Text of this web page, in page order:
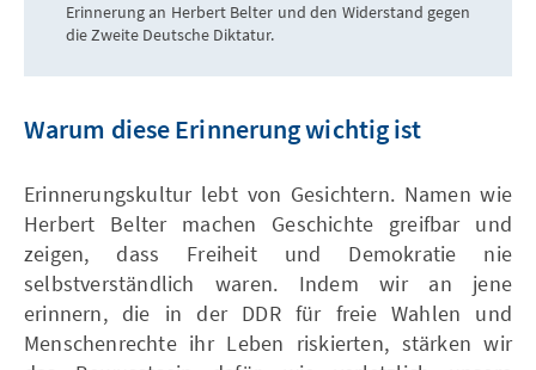
Erinnerung an Herbert Belter und den Widerstand gegen
die Zweite Deutsche Diktatur.
Warum diese Erinnerung wichtig ist
Erinnerungskultur lebt von Gesichtern. Namen wie
Herbert Belter machen Geschichte greifbar und
zeigen, dass Freiheit und Demokratie nie
selbstverständlich waren. Indem wir an jene
erinnern, die in der DDR für freie Wahlen und
Menschenrechte ihr Leben riskierten, stärken wir